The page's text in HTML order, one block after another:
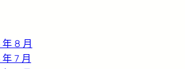
8 月
7 月